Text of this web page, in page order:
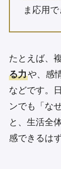
ま応用で
たとえば、
る力や、感
などです。
ンでも「な
と、生活全
感できるは